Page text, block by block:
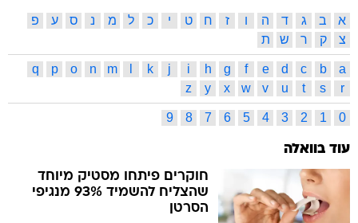
א ב ג ד ה ו ז ח ט י כ ל מ נ ס ע
פ
צ
ק ר ש ת
a
b
c
d
e
f
g
h
i
j
k
m
n
o
p
q
r
s
t
u
v
w
x
y
z
0
1
2
3
4
5
6
7
8
9
עוד בוואלה
חוקרים פיתחו מסטיק מיוחד
שהצליח להשמיד 93% מנגיפי
הסרטן